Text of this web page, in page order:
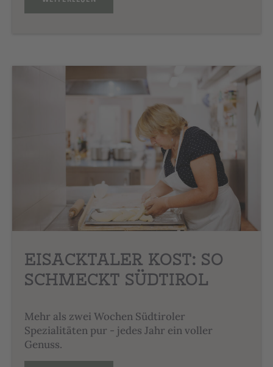
EISACKTALER KOST: SO
SCHMECKT SÜDTIROL
Mehr als zwei Wochen Südtiroler
Spezialitäten pur - jedes Jahr ein voller
Genuss.